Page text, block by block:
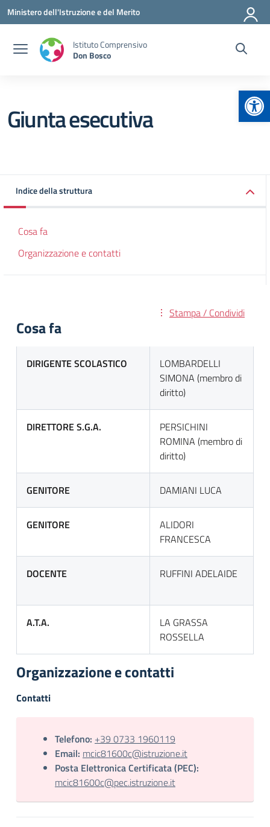
Vai ai contenuti
Vai al menu di navigazione
Vai al footer
Ministero dell'Istruzione e del Merito
Istituto Comprensivo
Don Bosco
Giunta esecutiva
Indice della struttura
Cosa fa
Organizzazione e contatti
Stampa / Condividi
Cosa fa
DIRIGENTE SCOLASTICO
LOMBARDELLI
SIMONA (membro di
diritto)
DIRETTORE S.G.A.
PERSICHINI
ROMINA (membro di
diritto)
GENITORE DAMIANI LUCA
GENITORE
ALIDORI
FRANCESCA
DOCENTE RUFFINI ADELAIDE
A.T.A.
LA GRASSA
ROSSELLA
Organizzazione e contatti
Contatti
Telefono: +39 0733 1960119
Email: mcic81600c@istruzione.it
Posta Elettronica Certificata (PEC):
mcic81600c@pec.istruzione.it